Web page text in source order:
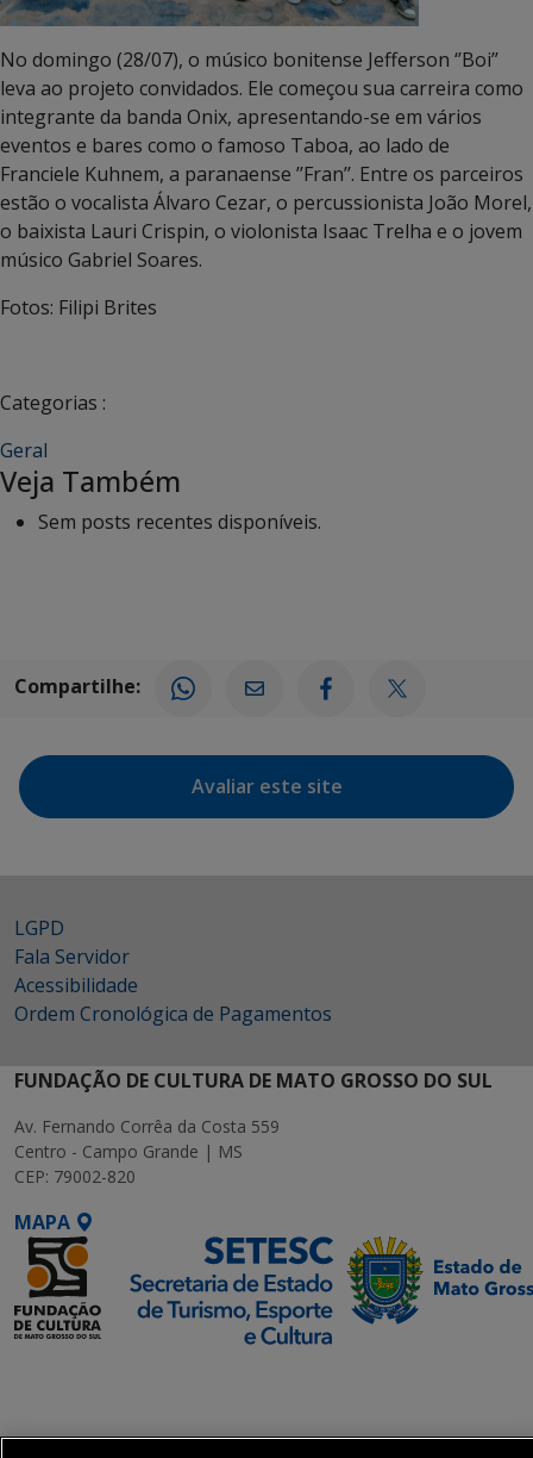
No domingo (28/07), o músico bonitense Jefferson ‘’Boi’’
leva ao projeto convidados. Ele começou sua carreira como
integrante da banda Onix, apresentando-se em vários
eventos e bares como o famoso Taboa, ao lado de
Franciele Kuhnem, a paranaense ’’Fran’’. Entre os parceiros
estão o vocalista Álvaro Cezar, o percussionista João Morel,
o baixista Lauri Crispin, o violonista Isaac Trelha e o jovem
músico Gabriel Soares.
Fotos: Filipi Brites
Categorias :
Geral
Veja Também
Sem posts recentes disponíveis.
Compartilhe:
Avaliar este site
LGPD
Fala Servidor
Acessibilidade
Ordem Cronológica de Pagamentos
FUNDAÇÃO DE CULTURA DE MATO GROSSO DO SUL
Av. Fernando Corrêa da Costa 559
Centro - Campo Grande | MS
CEP: 79002-820
MAPA
Transformação Digital